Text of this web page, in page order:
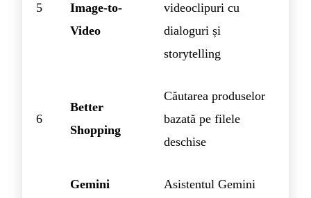
5
Image-to-
Video
videoclipuri cu
dialoguri și
storytelling
6
Better
Shopping
Căutarea produselor
bazată pe filele
deschise
Gemini
Asistentul Gemini